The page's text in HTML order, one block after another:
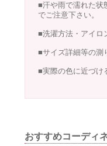
■汗や雨で濡れた状
でご注意下さい。
■洗濯方法・アイロ
■サイズ詳細等の測
■実際の色に近づけ
おすすめコーディ